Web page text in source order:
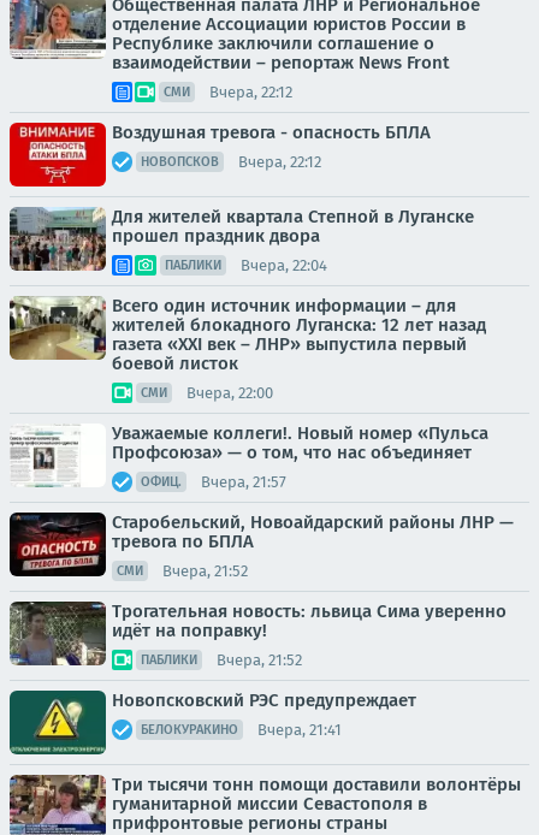
Общественная палата ЛНР и Региональное
отделение Ассоциации юристов России в
Республике заключили соглашение о
взаимодействии – репортаж News Front
СМИ Вчера, 22:12
Воздушная тревога - опасность БПЛА
НОВОПСКОВ Вчера, 22:12
Для жителей квартала Степной в Луганске
прошел праздник двора
ПАБЛИКИ Вчера, 22:04
Всего один источник информации – для
жителей блокадного Луганска: 12 лет назад
газета «XXI век – ЛНР» выпустила первый
боевой листок
СМИ Вчера, 22:00
Уважаемые коллеги!. Новый номер «Пульса
Профсоюза» — о том, что нас объединяет
ОФИЦ. Вчера, 21:57
Старобельский, Новоайдарский районы ЛНР —
тревога по БПЛА
СМИ Вчера, 21:52
Трогательная новость: львица Сима уверенно
идёт на поправку!
ПАБЛИКИ Вчера, 21:52
Новопсковский РЭС предупреждает
БЕЛОКУРАКИНО Вчера, 21:41
Три тысячи тонн помощи доставили волонтёры
гуманитарной миссии Севастополя в
прифронтовые регионы страны